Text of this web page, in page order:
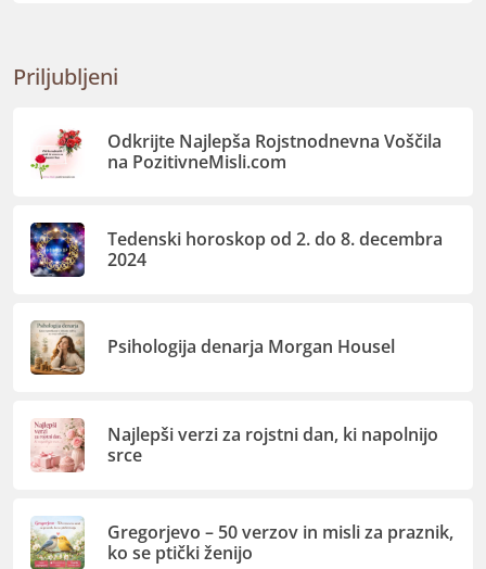
Priljubljeni
Odkrijte Najlepša Rojstnodnevna Voščila
na PozitivneMisli.com
Tedenski horoskop od 2. do 8. decembra
2024
Psihologija denarja Morgan Housel
Najlepši verzi za rojstni dan, ki napolnijo
srce
Gregorjevo – 50 verzov in misli za praznik,
ko se ptički ženijo